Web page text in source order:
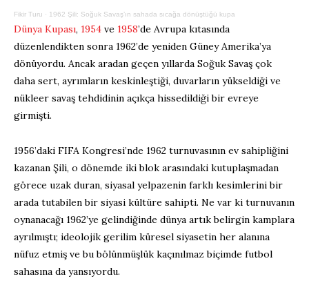
Fikir Turu · 1962 Şili: Soğuk Savaş’ın sahada sıcağa dönüştüğü kupa
Dünya Kupası, 1954 ve 1958’de Avrupa kıtasında
düzenlendikten sonra 1962’de yeniden Güney Amerika’ya
dönüyordu. Ancak aradan geçen yıllarda Soğuk Savaş çok
daha sert, ayrımların keskinleştiği, duvarların yükseldiği ve
nükleer savaş tehdidinin açıkça hissedildiği bir evreye
girmişti.
1956’daki FIFA Kongresi’nde 1962 turnuvasının ev sahipliğini
kazanan Şili, o dönemde iki blok arasındaki kutuplaşmadan
görece uzak duran, siyasal yelpazenin farklı kesimlerini bir
arada tutabilen bir siyasi kültüre sahipti. Ne var ki turnuvanın
oynanacağı 1962’ye gelindiğinde dünya artık belirgin kamplara
ayrılmıştı; ideolojik gerilim küresel siyasetin her alanına
nüfuz etmiş ve bu bölünmüşlük kaçınılmaz biçimde futbol
sahasına da yansıyordu.